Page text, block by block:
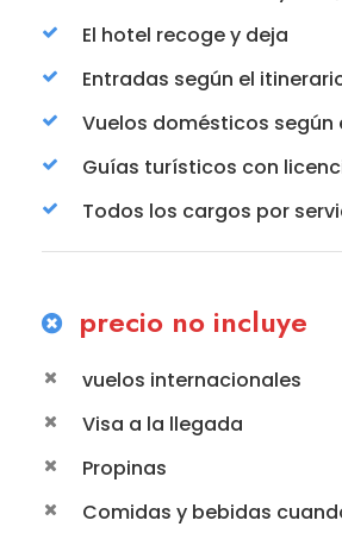
El hotel recoge y deja
Entradas según el
Vuelos domésticos según
Guías turísticos con
Todos los cargos por
precio no incluye
vuelos internacionales
Visa a la llegada
Propinas
Comidas y bebidas